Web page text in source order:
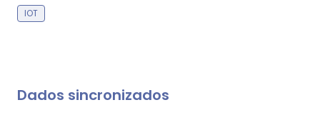
IOT
Dados sincronizados